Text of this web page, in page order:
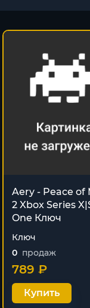
Aery - Peace of
2 Xbox Series
One Ключ
Ключ
0 продаж
789 ₽
Купить